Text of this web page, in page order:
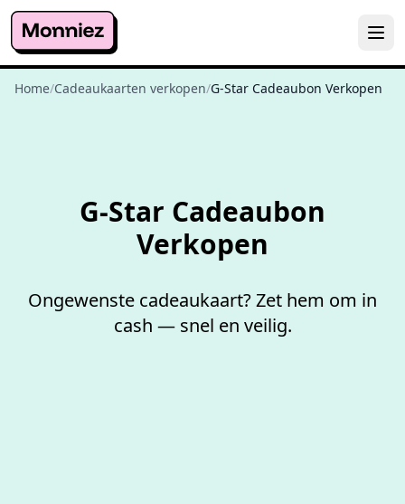
Home/Cadeaukaarten verkopen/G-Star Cadeaubon Verkopen
G-Star Cadeaubon
Verkopen
Ongewenste cadeaukaart? Zet hem om in
cash — snel en veilig.